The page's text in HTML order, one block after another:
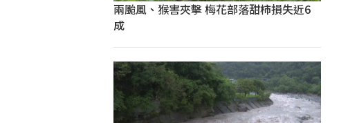
兩颱風、猴害夾擊 梅花部落甜柿損失近6
成